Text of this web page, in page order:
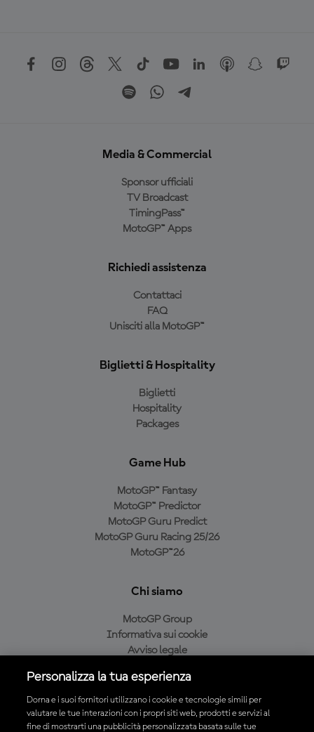
Media & Commercial
Sponsor ufficiali
TV Broadcast
TimingPass™
MotoGP™ Apps
Richiedi assistenza
Contattaci
FAQ
Unisciti alla MotoGP™
Biglietti & Hospitality
Biglietti
Hospitality
Packages
Game Hub
MotoGP™ Fantasy
MotoGP™ Predictor
MotoGP Guru Predict
MotoGP Guru Racing 25/26
MotoGP™26
Chi siamo
MotoGP Group
Informativa sui cookie
Avviso legale
Condizioni di acquisto
Personalizza la tua esperienza
Dorna e i suoi fornitori utilizzano i cookie e tecnologie simili per
valutare le tue interazioni con i propri siti web, prodotti e servizi al
fine di mostrarti una pubblicità personalizzata basata sulle tue